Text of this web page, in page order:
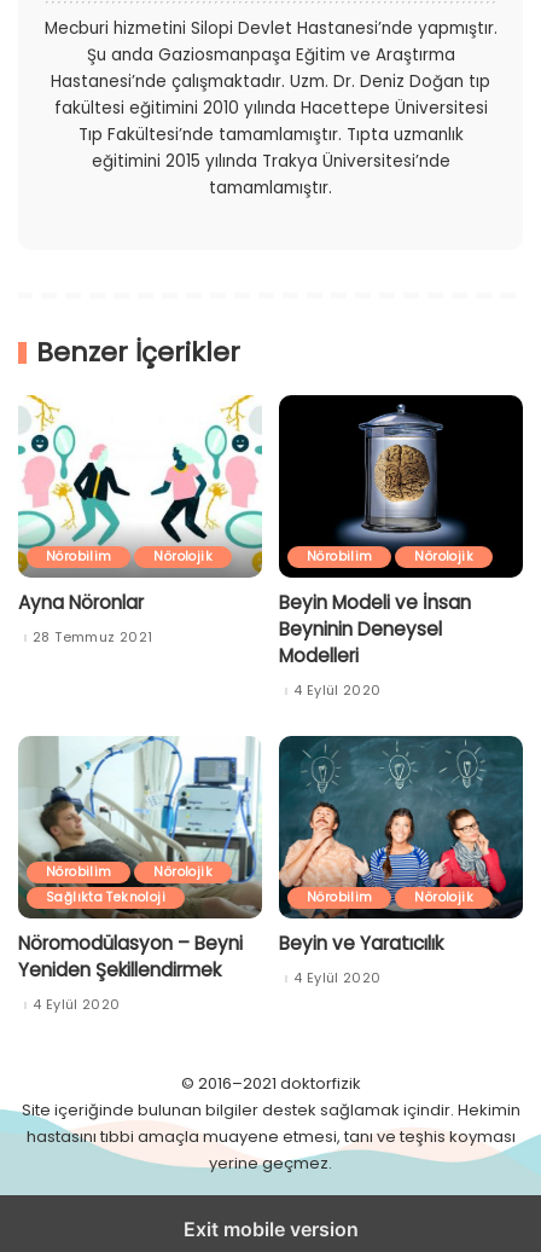
Mecburi hizmetini Silopi Devlet Hastanesi’nde yapmıştır.
Şu anda Gaziosmanpaşa Eğitim ve Araştırma
Hastanesi’nde çalışmaktadır. Uzm. Dr. Deniz Doğan tıp
fakültesi eğitimini 2010 yılında Hacettepe Üniversitesi
Tıp Fakültesi’nde tamamlamıştır. Tıpta uzmanlık
eğitimini 2015 yılında Trakya Üniversitesi’nde
tamamlamıştır.
Benzer İçerikler
Nörobilim Nörolojik
Ayna Nöronlar
28 Temmuz 2021
Nörobilim Nörolojik
Beyin Modeli ve İnsan
Beyninin Deneysel
Modelleri
4 Eylül 2020
Nörobilim
Nörolojik
Sağlıkta Teknoloji
Nöromodülasyon – Beyni
Yeniden Şekillendirmek
4 Eylül 2020
Nörobilim Nörolojik
Beyin ve Yaratıcılık
4 Eylül 2020
© 2016–2021 doktorfizik
Site içeriğinde bulunan bilgiler destek sağlamak içindir. Hekimin
hastasını tıbbi amaçla muayene etmesi, tanı ve teşhis koyması
yerine geçmez.
Exit mobile version